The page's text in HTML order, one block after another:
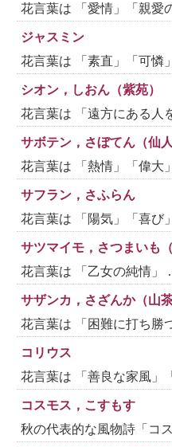
花言葉は 「愛情」「親愛
ジャスミン
花言葉は 「素直」「可憐
シオン，しおん（紫苑）
花言葉は 「遠方にある人
サボテン，さぼてん（仙人
花言葉は 「熱情」「偉大
サフラン，さふらん
花言葉は 「陽気」「喜び
サツマイモ，さつまいも（
花言葉は 「乙女の純情」
サザンカ，さざんか（山茶
花言葉は 「困難に打ち勝
コリウス
花言葉は 「善良な家風」
コスモス，こすもす
秋の代表的な風物詩「コ